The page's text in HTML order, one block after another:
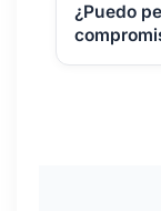
¿Puedo